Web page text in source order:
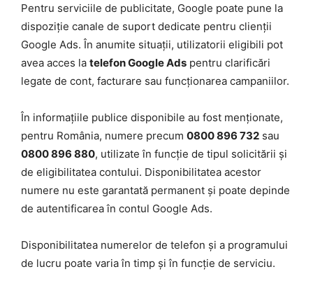
Pentru serviciile de publicitate, Google poate pune la
dispoziție canale de suport dedicate pentru clienții
Google Ads. În anumite situații, utilizatorii eligibili pot
avea acces la telefon Google Ads pentru clarificări
legate de cont, facturare sau funcționarea campaniilor.
În informațiile publice disponibile au fost menționate,
pentru România, numere precum 0800 896 732 sau
0800 896 880, utilizate în funcție de tipul solicitării și
de eligibilitatea contului. Disponibilitatea acestor
numere nu este garantată permanent și poate depinde
de autentificarea în contul Google Ads.
Disponibilitatea numerelor de telefon și a programului
de lucru poate varia în timp și în funcție de serviciu.